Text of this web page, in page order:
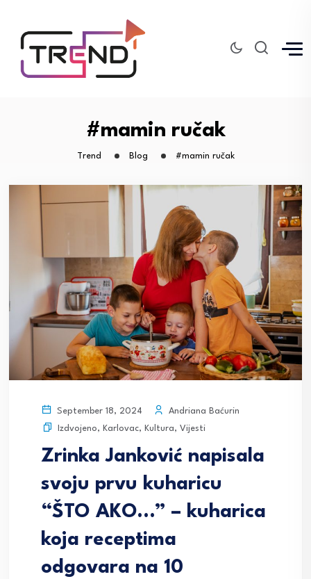
#mamin ručak
Trend Blog #mamin ručak
September 18, 2024
Andriana Baćurin
Izdvojeno, Karlovac, Kultura, Vijesti
Zrinka Janković napisala
svoju prvu kuharicu
“ŠTO AKO…” – kuharica
koja receptima
odgovara na 10